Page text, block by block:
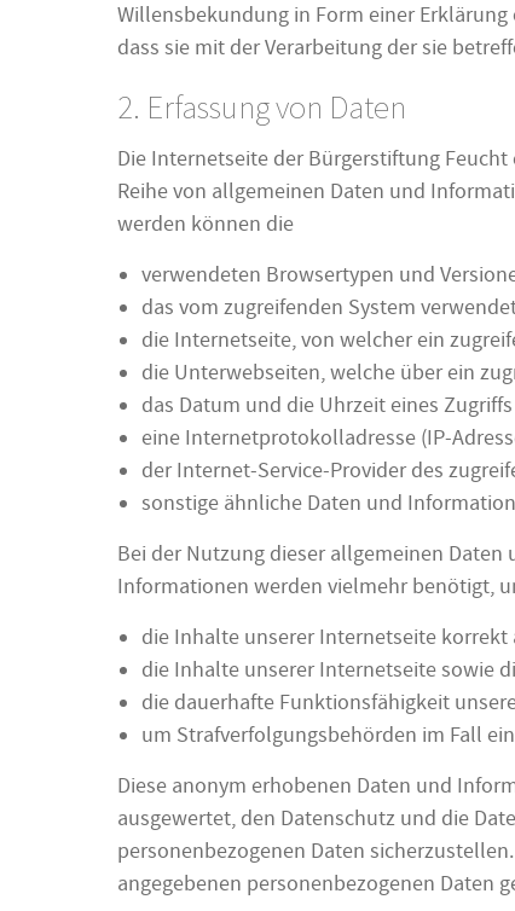
Willensbekundung in Form einer
dass sie mit der Verarbeitung der sie
2. Erfassung von Daten
Die Internetseite der Bürgerstiftung
Reihe von allgemeinen Daten und
werden können die
verwendeten Browsertypen und
das vom zugreifenden System
die Internetseite, von welcher ein
die Unterwebseiten, welche über ein
das Datum und die Uhrzeit eines
eine Internetprotokolladresse (IP-
der Internet-Service-Provider des
sonstige ähnliche Daten und
Bei der Nutzung dieser allgemeinen
Informationen werden vielmehr benötigt,
die Inhalte unserer Internetseite korrekt
die Inhalte unserer Internetseite sowie
die dauerhafte Funktionsfähigkeit
um Strafverfolgungsbehörden im Fall
Diese anonym erhobenen Daten und
ausgewertet, den Datenschutz und die
personenbezogenen Daten
angegebenen personenbezogenen Daten